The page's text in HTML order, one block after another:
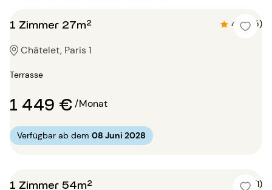
1 Zimmer 27m² 4.8 (25)
Châtelet, Paris 1
Terrasse
1 449 €/Monat
Verfügbar ab dem 08 Juni 2028
1 Zimmer 54m² 5 (1)